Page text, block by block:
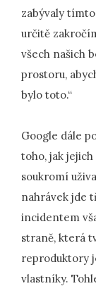
zabývaly
určitě
všech našich
prostoru,
bylo toto.“
Google dále
toho, jak
soukromí
nahrávek jde
incidentem
straně, která
reproduktory
vlastníky.